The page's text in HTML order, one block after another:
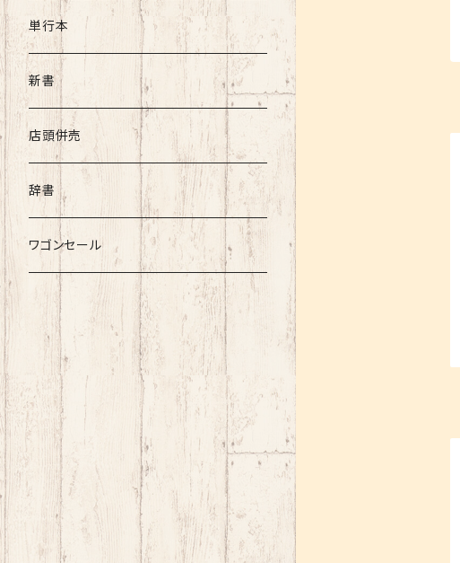
書籍以外
単行本
新書
店頭併売
辞書
ワゴンセール